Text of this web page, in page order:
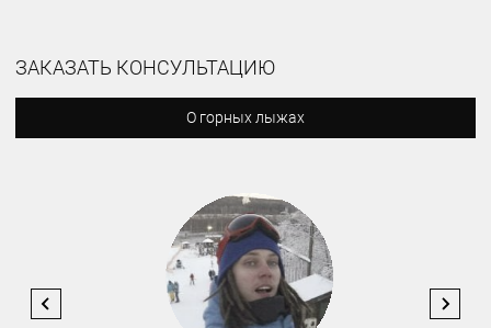
ЗАКАЗАТЬ КОНСУЛЬТАЦИЮ
О горных лыжах